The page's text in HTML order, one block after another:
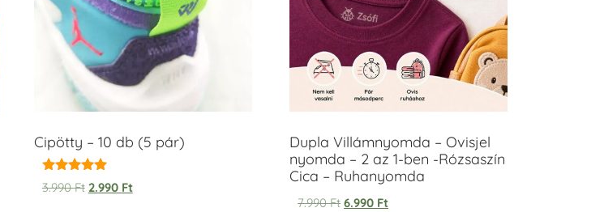
Cipötty – 10 db (5 pár)
Értékelés:
5.00
3.990Ft 2.990 Ft
Dupla Villámnyomda – Ovisjel
nyomda – 2 az 1-ben -Rózsaszín
Cica – Ruhanyomda
7.990Ft 6.990 Ft